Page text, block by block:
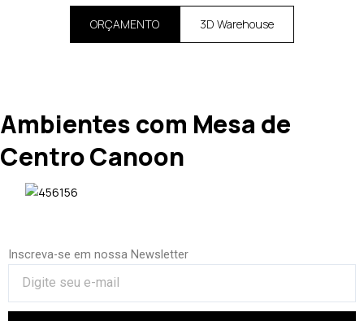
ORÇAMENTO 3D Warehouse
Ambientes com Mesa de
Centro Canoon
Inscreva-se em nossa Newsletter